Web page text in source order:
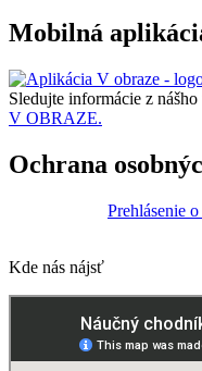
Mobilná
Sledujte informácie z
V OBRAZE.
Ochrana
Prehlásenie
Kde nás nájsť